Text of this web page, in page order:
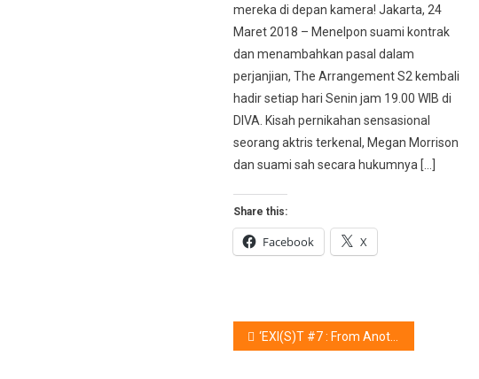
mereka di depan kamera! Jakarta, 24
Maret 2018 – Menelpon suami kontrak
dan menambahkan pasal dalam
perjanjian, The Arrangement S2 kembali
hadir setiap hari Senin jam 19.00 WIB di
DIVA. Kisah pernikahan sensasional
seorang aktris terkenal, Megan Morrison
dan suami sah secara hukumnya […]
Share this:
Facebook X
Post
‘EXI(S)T #7 : From Another Time’